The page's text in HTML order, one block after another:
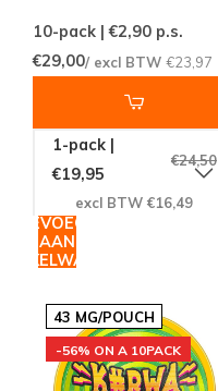
10-pack | €2,90 p.s.
€29,00/ excl BTW €23,97
1-pack |
€19,95
€24,50
excl BTW €16,49
TOEVOEGEN
AAN
43 MG/POUCH
-56% ON A 10PACK